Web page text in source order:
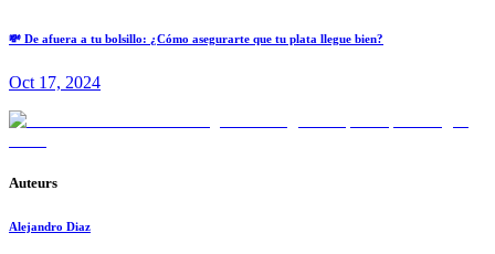
💸 De afuera a tu bolsillo: ¿Cómo asegurarte que tu plata llegue bien?
Oct 17, 2024
Auteurs
Alejandro Diaz